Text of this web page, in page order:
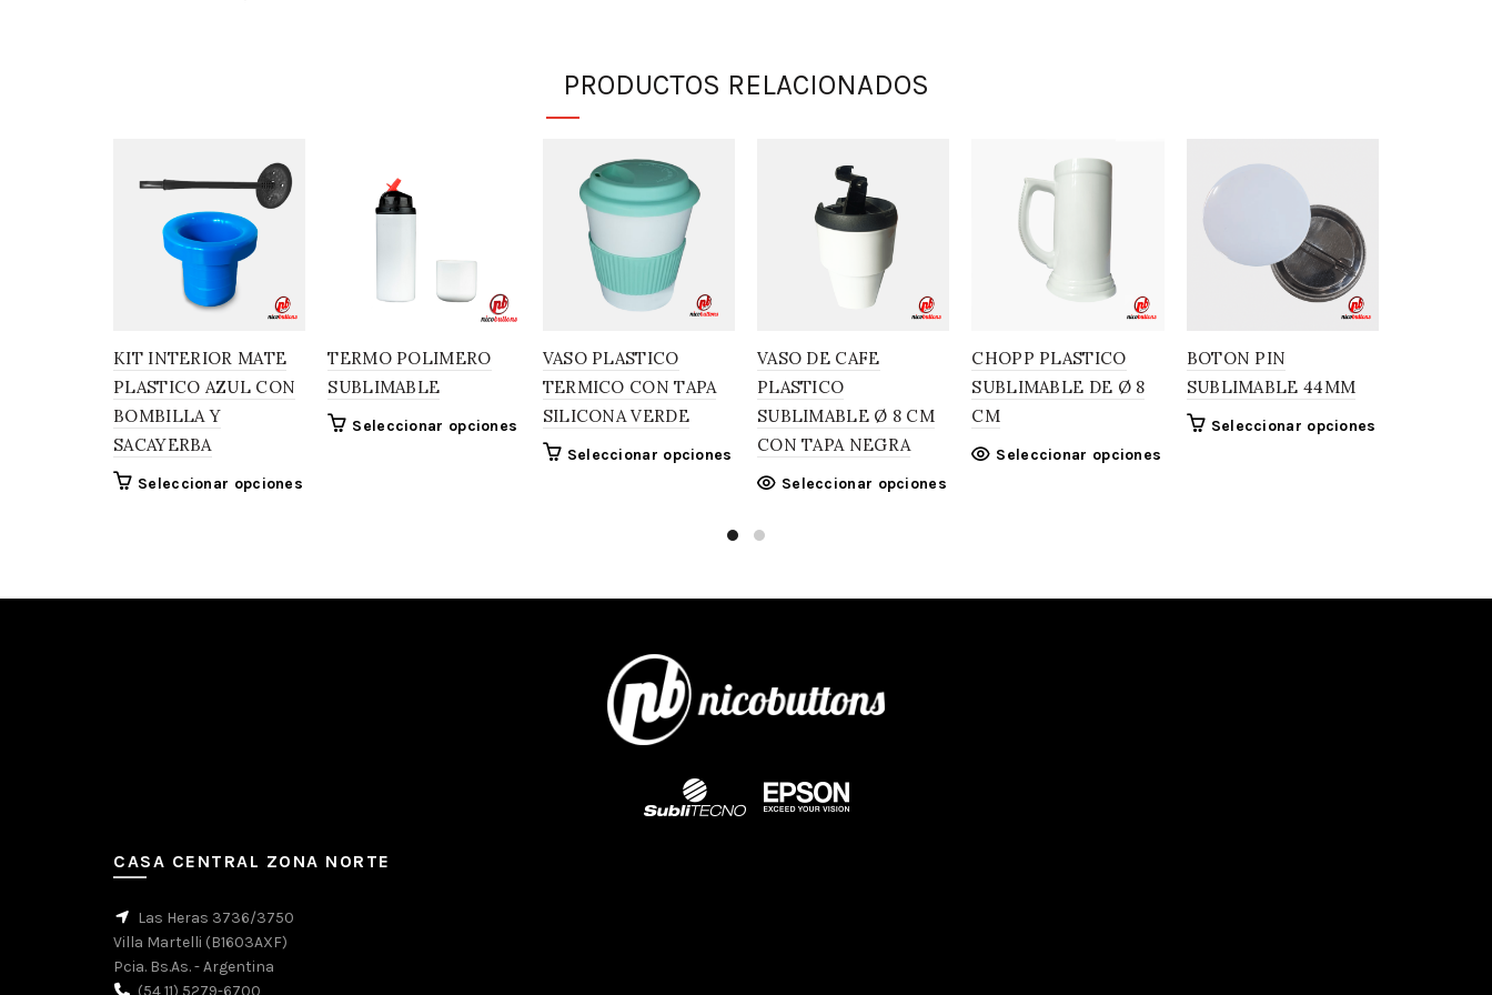
PRODUCTOS RELACIONADOS
KIT INTERIOR MATE
PLASTICO AZUL CON
BOMBILLA Y
SACAYERBA
Seleccionar opciones
TERMO POLIMERO
SUBLIMABLE
Seleccionar opciones
VASO PLASTICO
TERMICO CON TAPA
SILICONA VERDE
Seleccionar opciones
VASO DE CAFE
PLASTICO
SUBLIMABLE Ø 8 CM
CON TAPA NEGRA
Seleccionar opciones
CHOPP PLASTICO
SUBLIMABLE DE Ø 8
CM
Seleccionar opciones
BOTON PIN
SUBLIMABLE 44MM
Seleccionar opciones
CASA CENTRAL ZONA NORTE
Las Heras 3736/3750
Villa Martelli (B1603AXF)
Pcia. Bs.As. - Argentina